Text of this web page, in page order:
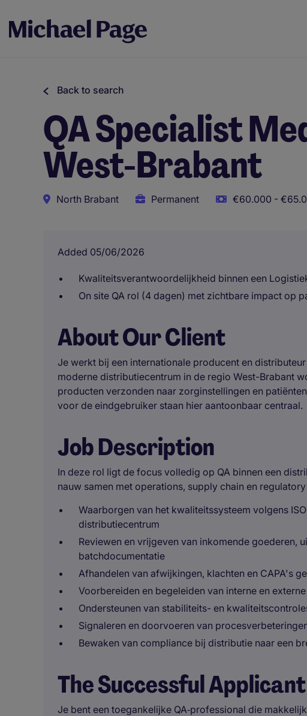
Back to search
QA Specialist
West-Brabant
North Brabant Permanent €60.000 -
Added 05/06/2026
Kwaliteitsverantwoordelijkheid binnen een
On site QA rol (4 dagen) met zichtbare impact op
About Our Client
Je werkt bij een internationale producent en
moderne distributiecentrum in de regio West-Brabant
producten verzonden naar zorginstellingen en
voor de eindgebruiker staan hier aantoonbaar centraal.
Job Description
In deze rol ligt de focus volledig op QA binnen een
nauw samen met operations, supply chain en
Waarborgen van het kwaliteitssysteem volgens
distributiecentrum
Reviewen en vrijgeven van inkomende goederen,
batchdocumentatie
Afhandelen van afwijkingen, klachten en CAPA's
Voorbereiden en begeleiden van interne en
Ondersteunen van stabiliteits- en
Signaleren en doorvoeren van
Bewaken van compliance bij distributie naar een
The Successful Applicant
Je bent een toegankelijke QA‑professional die